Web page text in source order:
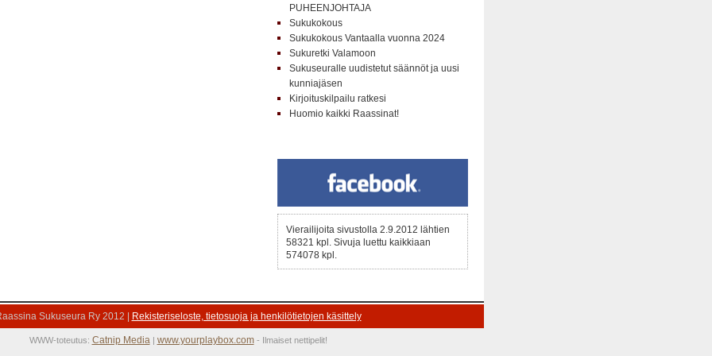
PUHEENJOHTAJA
Sukukokous
Sukukokous Vantaalla vuonna 2024
Sukuretki Valamoon
Sukuseuralle uudistetut säännöt ja uusi
kunniajäsen
Kirjoituskilpailu ratkesi
Huomio kaikki Raassinat!
Vierailijoita sivustolla 2.9.2012 lähtien
58321 kpl. Sivuja luettu kaikkiaan
574078 kpl.
Sukuseura Ry 2012 | Rekisteriseloste, tietosuoja ja henkilötietojen käsittely
WWW-toteutus: Catnip Media | www.yourplaybox.com- Ilmaiset nettipelit!